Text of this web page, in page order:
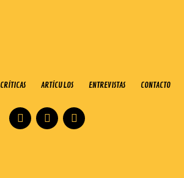
CRÍTICAS ARTÍCULOS ENTREVISTAS CONTACTO